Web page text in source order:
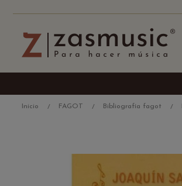
Inicio FAGOT Bibliografía fagot